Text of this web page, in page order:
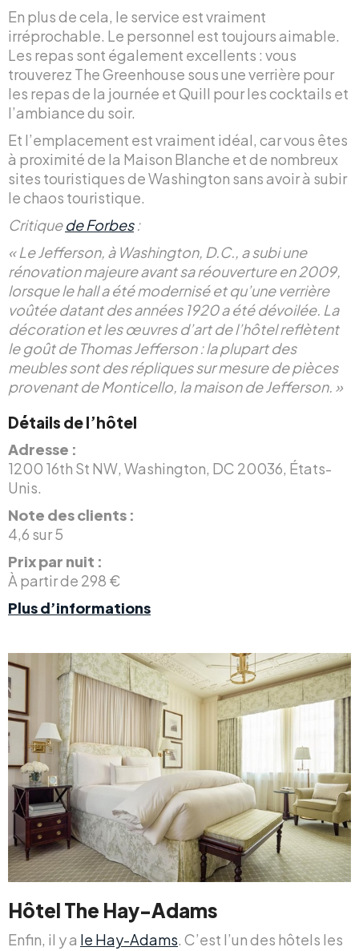
En plus de cela, le service est vraiment
irréprochable. Le personnel est toujours aimable.
Les repas sont également excellents : vous
trouverez The Greenhouse sous une verrière pour
les repas de la journée et Quill pour les cocktails et
l’ambiance du soir.
Et l’emplacement est vraiment idéal, car vous êtes
à proximité de la Maison Blanche et de nombreux
sites touristiques de Washington sans avoir à subir
le chaos touristique.
Critiquede Forbes:
« Le Jefferson, à Washington, D.C., a subi une
rénovation majeure avant sa réouverture en 2009,
lorsque le hall a été modernisé et qu’une verrière
voûtée datant des années 1920 a été dévoilée. La
décoration et les œuvres d’art de l’hôtel reflètent
le goût de Thomas Jefferson : la plupart des
meubles sont des répliques sur mesure de pièces
provenant de Monticello, la maison de Jefferson. »
Détails de l’hôtel
Adresse :
1200 16th St NW, Washington, DC 20036, États-
Unis.
Note des clients :
4,6 sur 5
Prix par nuit :
À partir de 298 €
Plus d’informations
Hôtel The Hay-Adams
Enfin, il y a le Hay-Adams . C’est l’un des hôtels les